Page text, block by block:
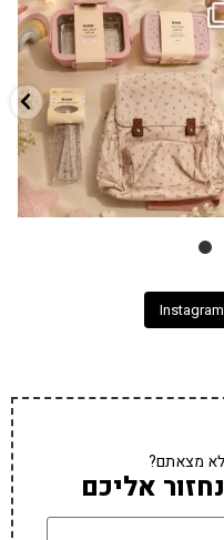
✨ חוזרים למסגרת בסטייל! ✨
הקולקציה החדשה...
9 4
מצאתם?
אליכם